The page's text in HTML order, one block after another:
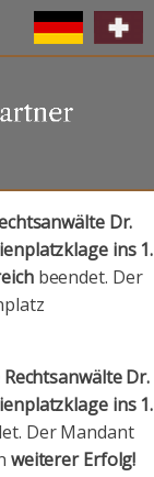
Dr.
ins 1.
beendet. Der
Dr.
ins 1.
Der Mandant
weiterer Erfolg!